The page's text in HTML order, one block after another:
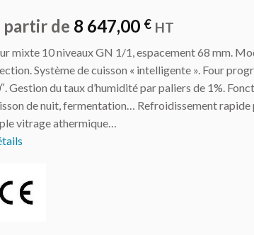
partir de 8 647,00 € HT
mixte 10 niveaux GN 1/1, espacement 68 mm.
Système de cuisson « intelligente ». Four
Gestion du taux d’humidité par paliers de 1%.
de nuit, fermentation… Refroidissement
vitrage athermique…